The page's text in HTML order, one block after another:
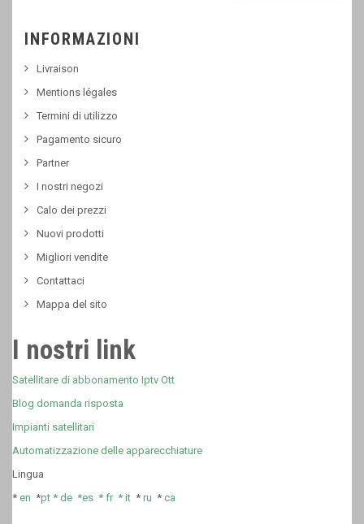
INFORMAZIONI
Livraison
Mentions légales
Termini di utilizzo
Pagamento sicuro
Partner
I nostri negozi
Calo dei prezzi
Nuovi prodotti
Migliori vendite
Contattaci
Mappa del sito
I nostri link
Satellitare di abbonamento Iptv Ott
Blog domanda risposta
Impianti satellitari
Automatizzazione delle apparecchiature
Lingua
* en *pt * de *es * fr* it * ru * ca